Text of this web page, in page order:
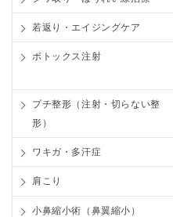
若返り・エイジングケア
ボトックス注射
プチ整形（注射・切らない整
形）
ワキガ・多汗症
肩こり
小鼻縮小術（鼻翼縮小）